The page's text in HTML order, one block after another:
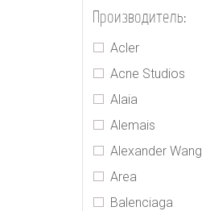
Производитель:
Acler
Acne Studios
Alaia
Alemais
Alexander Wang
Area
Balenciaga